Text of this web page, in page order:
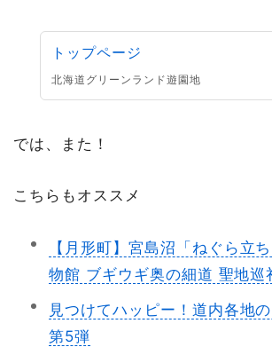
トップページ
北海道グリーンランド遊園地
では、また！
こちらもオススメ
【月形町】宮島沼「ねぐら立
物館 ブギウギ奥の細道 聖地巡
見つけてハッピー！道内各地
第5弾